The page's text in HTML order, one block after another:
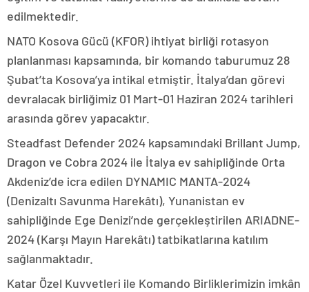
edilmektedir.
NATO Kosova Gücü (KFOR) ihtiyat birliği rotasyon
planlanması kapsamında, bir komando taburumuz 28
Şubat’ta Kosova’ya intikal etmiştir. İtalya’dan görevi
devralacak birliğimiz 01 Mart-01 Haziran 2024 tarihleri
arasında görev yapacaktır.
Steadfast Defender 2024 kapsamındaki Brillant Jump,
Dragon ve Cobra 2024 ile İtalya ev sahipliğinde Orta
Akdeniz’de icra edilen DYNAMIC MANTA-2024
(Denizaltı Savunma Harekâtı), Yunanistan ev
sahipliğinde Ege Denizi’nde gerçekleştirilen ARIADNE-
2024 (Karşı Mayın Harekâtı) tatbikatlarına katılım
sağlanmaktadır.
Katar Özel Kuvvetleri ile Komando Birliklerimizin imkân